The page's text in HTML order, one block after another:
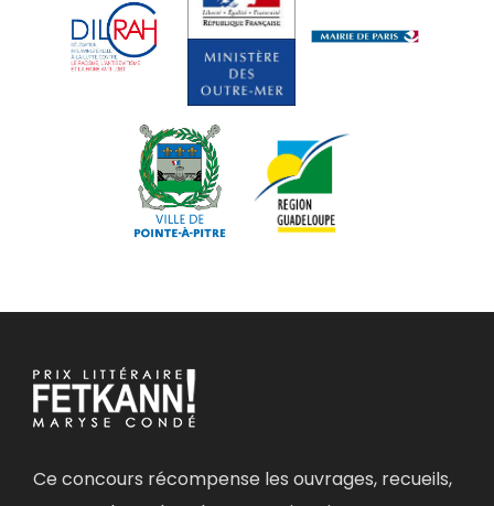
Ce concours récompense les ouvrages, recueils,